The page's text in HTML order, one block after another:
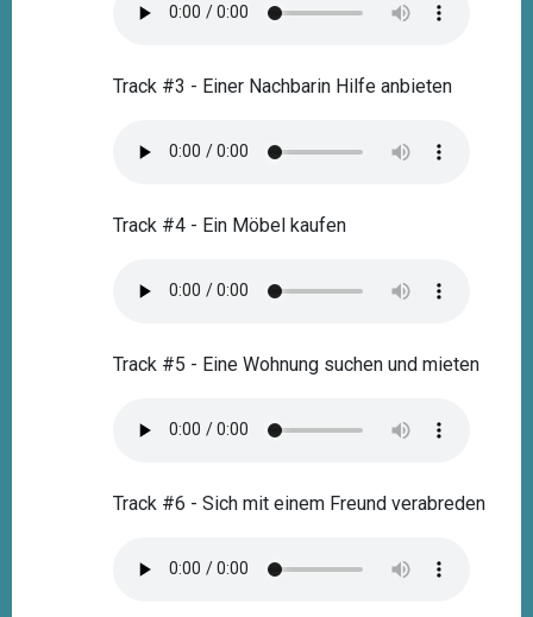
Track #3 - Einer Nachbarin Hilfe anbieten
Track #4 - Ein Möbel kaufen
Track #5 - Eine Wohnung suchen und mieten
Track #6 - Sich mit einem Freund verabreden